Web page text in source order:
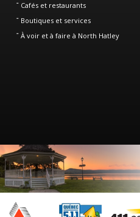
Cafés et restaurants
Boutiques et services
À voir et à faire à North Hatley